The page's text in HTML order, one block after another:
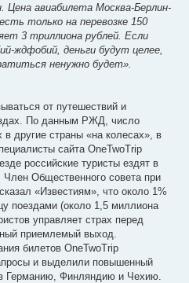
Цена авиабилета Москва-Берлин-
только на перевозке 150
3 триллиона рублей. Если
ждфобий, деньги будут целее,
ненужно будет».
от путешествий и
По данным РЖД, число
другие страны «на колесах», в
сайта OneTwoTrip
российские туристы ездят в
Общественного совета при
«Известиям», что около 1%
поездами (около 1,5 миллиона
управляет страх перед
приемлемый выход.
билетов OneTwoTrip
и выделили повышенный
Германию, Финляндию и Чехию.